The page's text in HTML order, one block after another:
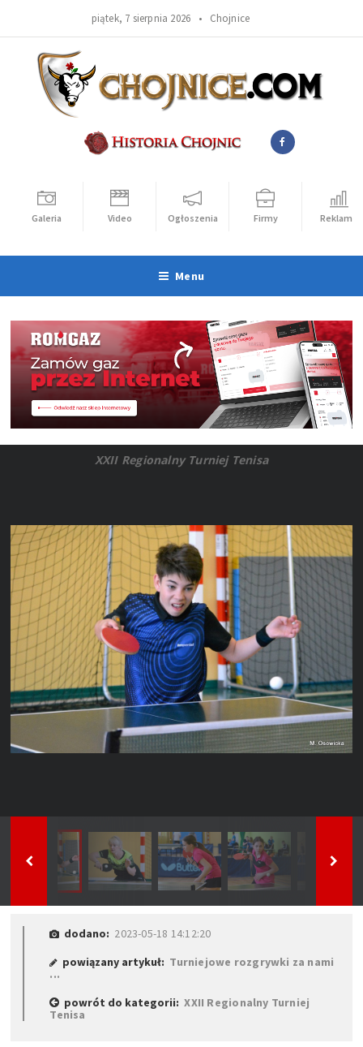
piątek, 7 sierpnia 2026 • Chojnice
Galeria Video Ogłoszenia Firmy Reklama
Menu
XXII Regionalny Turniej Tenisa
dodano: 2023-05-18 14:12:20
powiązany artykuł: Turniejowe rozgrywki za nami
...
powrót do kategorii:XXII Regionalny Turniej
Tenisa